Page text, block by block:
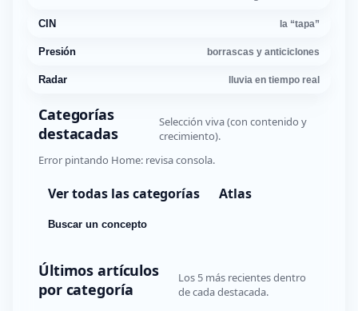
CIN la “tapa”
Presión borrascas y anticiclones
Radar lluvia en tiempo real
Categorías
destacadas
Selección viva (con contenido y
crecimiento).
Error pintando Home: revisa consola.
Ver todas las categorías Atlas
Buscar un concepto
Últimos artículos
por categoría
Los 5 más recientes dentro
de cada destacada.